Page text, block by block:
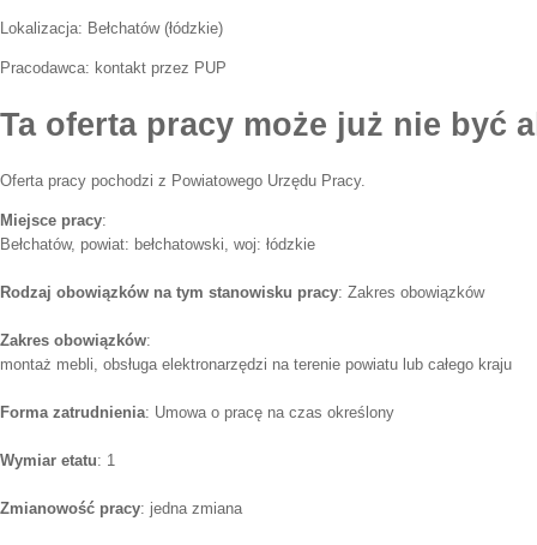
Lokalizacja: Bełchatów(łódzkie)
Pracodawca: kontakt przez PUP
Ta oferta pracy może już nie być
Oferta pracy pochodzi z Powiatowego Urzędu Pracy.
Miejsce pracy:
Bełchatów, powiat: bełchatowski, woj: łódzkie
Rodzaj obowiązków na tym stanowisku pracy: Zakres obowiązków
Zakres obowiązków:
montaż mebli, obsługa elektronarzędzi na terenie powiatu lub całego kraju
Forma zatrudnienia: Umowa o pracę na czas określony
Wymiar etatu: 1
Zmianowość pracy: jedna zmiana